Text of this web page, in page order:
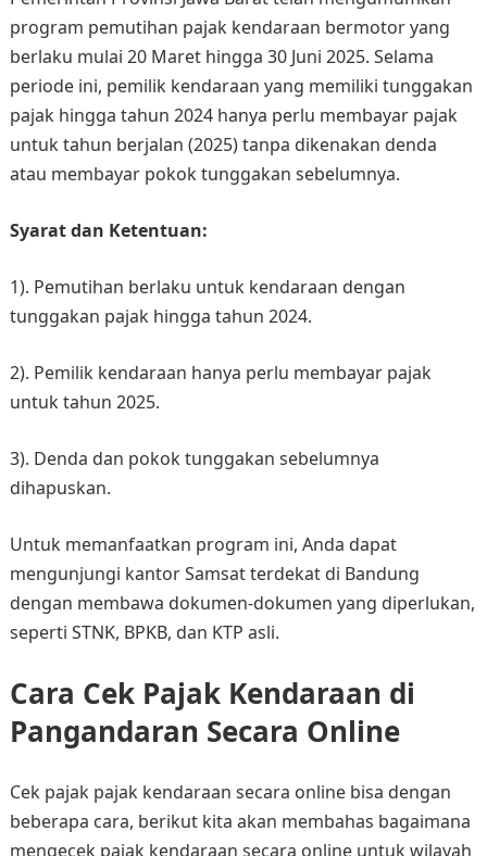
program pemutihan pajak kendaraan bermotor yang
berlaku mulai 20 Maret hingga 30 Juni 2025. Selama
periode ini, pemilik kendaraan yang memiliki tunggakan
pajak hingga tahun 2024 hanya perlu membayar pajak
untuk tahun berjalan (2025) tanpa dikenakan denda
atau membayar pokok tunggakan sebelumnya. ​
Syarat dan Ketentuan:
1). Pemutihan berlaku untuk kendaraan dengan
tunggakan pajak hingga tahun 2024.​
2). Pemilik kendaraan hanya perlu membayar pajak
untuk tahun 2025.​
3). Denda dan pokok tunggakan sebelumnya
dihapuskan.​
Untuk memanfaatkan program ini, Anda dapat
mengunjungi kantor Samsat terdekat di Bandung
dengan membawa dokumen-dokumen yang diperlukan,
seperti STNK, BPKB, dan KTP asli.
Cara Cek Pajak Kendaraan di
Pangandaran Secara Online
Cek pajak pajak kendaraan secara online bisa dengan
beberapa cara, berikut kita akan membahas bagaimana
mengecek pajak kendaraan secara online untuk wilayah